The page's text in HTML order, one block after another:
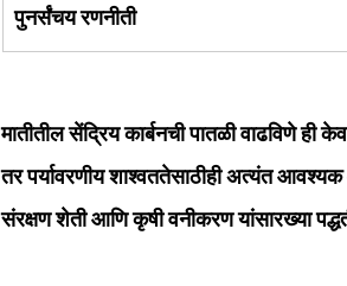
पुनर्संचय रणनीती
मातीतील सेंद्रिय कार्बनची पातळी वाढविणे ही
तर पर्यावरणीय शाश्वततेसाठीही अत्यंत
संरक्षण शेती आणि कृषी वनीकरण यांसारख्या